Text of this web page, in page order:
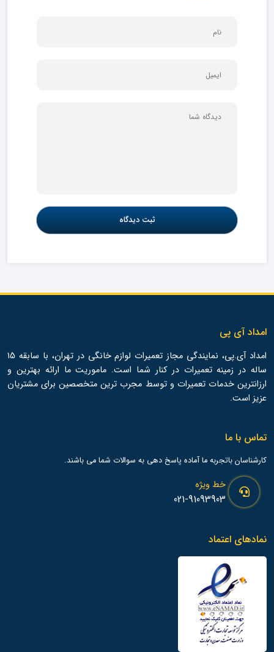
امداد آی پی
امداد آی.پی، نمایندگی مجاز تعمیرات لوازم خانگی در تهران، با سابقه 15
ساله در زمینه تعمیرات در کنار شما است. ماموریت ما ارائه بهترین و
ارزانترین خدمات تعمیرات و توسط مجرب ترین متخصصین برای مشتریان
عزیز است.
تماس با ما
کارشناسان باتجربه ما آماده پاسخ دهی به سوالات شما می باشند.
خط ویژه
021-91093903
نمادهای اعتماد